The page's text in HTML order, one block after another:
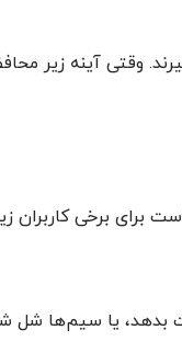
وقتی آینه
برای برخی
بدهد، یا سیم‌ها شل